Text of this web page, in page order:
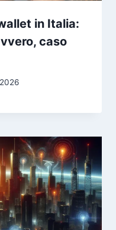
in Italia:
caso